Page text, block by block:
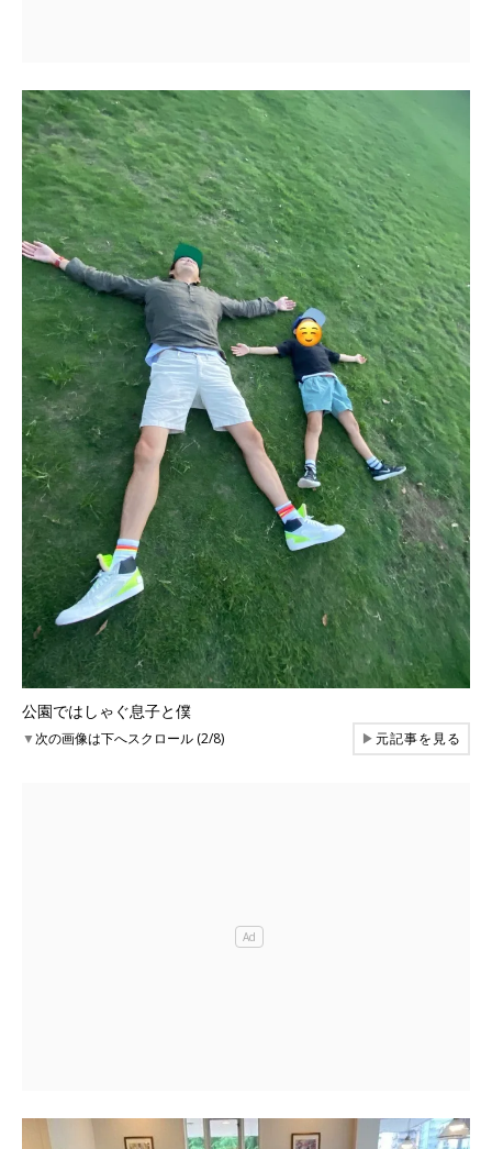
公園ではしゃぐ息子と僕
▼次の画像は下へスクロール (2/8) ▶元記事を見る